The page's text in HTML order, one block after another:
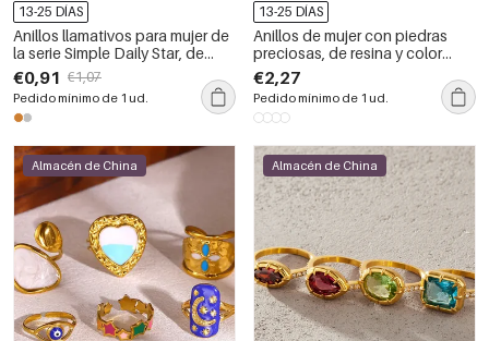
13-25 DÍAS
Anillos llamativos para mujer de
la serie Simple Daily Star, de
acero inoxidable, resistentes al
agua y color dorado.
€0,91 €1,07
Pedido mínimo de 1 ud.
13-25 DÍAS
Anillos de mujer con piedras
preciosas, de resina y color
dorado, con forma geométrica.
€2,27
Pedido mínimo de 1 ud.
Almacén de China Almacén de China